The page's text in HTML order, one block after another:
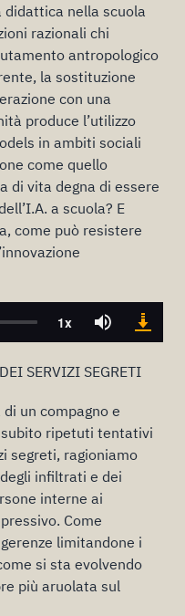
didattica nella scuola
razionali chi
antropologico
la sostituzione
con una
produce l’utilizzo
in ambiti sociali
come quello
di vita degna di essere
a scuola? E
come può resistere
SERVIZI SEGRETI
un compagno e
ripetuti tentativi
segreti, ragioniamo
infiltrati e dei
interne ai
Come
limitandone i
si sta evolvendo
più aruolata sul